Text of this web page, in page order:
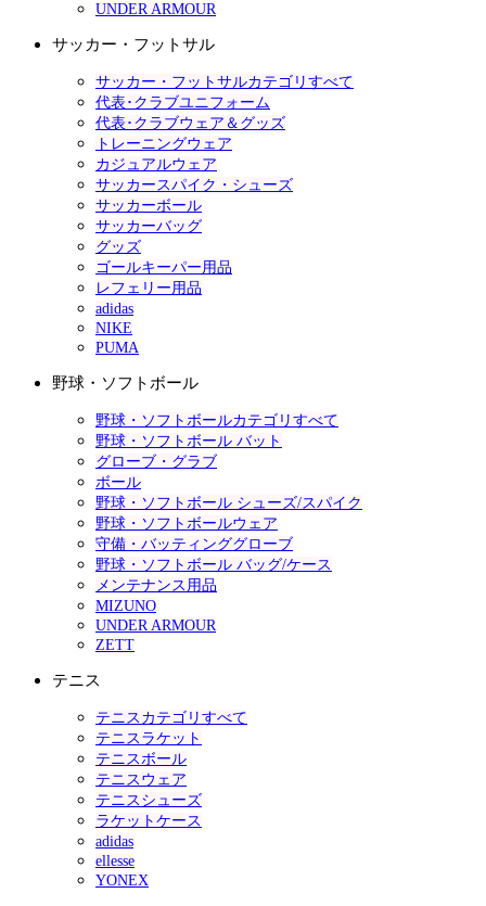
UNDER ARMOUR
サッカー・フットサル
サッカー・フットサルカテゴリすべて
代表･クラブユニフォーム
代表･クラブウェア＆グッズ
トレーニングウェア
カジュアルウェア
サッカースパイク・シューズ
サッカーボール
サッカーバッグ
グッズ
ゴールキーパー用品
レフェリー用品
adidas
NIKE
PUMA
野球・ソフトボール
野球・ソフトボールカテゴリすべて
野球・ソフトボール バット
グローブ・グラブ
ボール
野球・ソフトボール シューズ/スパイク
野球・ソフトボールウェア
守備・バッティンググローブ
野球・ソフトボール バッグ/ケース
メンテナンス用品
MIZUNO
UNDER ARMOUR
ZETT
テニス
テニスカテゴリすべて
テニスラケット
テニスボール
テニスウェア
テニスシューズ
ラケットケース
adidas
ellesse
YONEX